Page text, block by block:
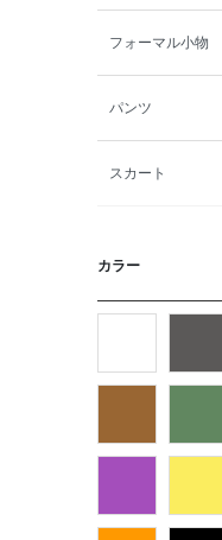
フォーマル小物
パンツ
スカート
シャツ
ベルト
カラー